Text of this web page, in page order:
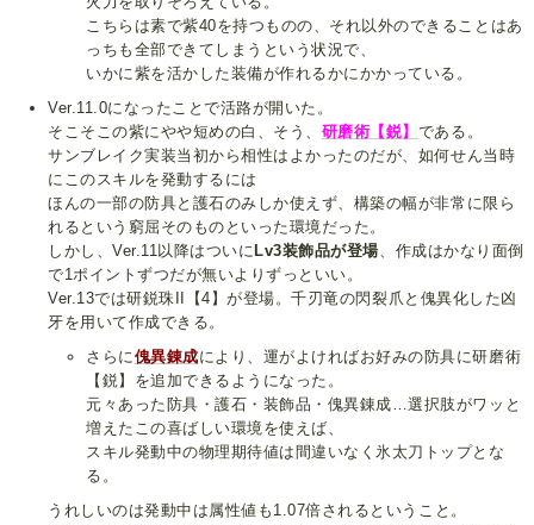
こちらは素で紫40を持つものの、それ以外のできることはあ
っちも全部できてしまうという状況で、
いかに紫を活かした装備が作れるかにかかっている。
Ver.11.0になったことで活路が開いた。
そこそこの紫にやや短めの白、そう、 研磨術【鋭】 である。
サンブレイク実装当初から相性はよかったのだが、如何せん当時
にこのスキルを発動するには
ほんの一部の防具と護石のみしか使えず、構築の幅が非常に限ら
れるという窮屈そのものといった環境だった。
しかし、Ver.11以降はついに Lv3装飾品が登場 、作成はかなり面倒
で1ポイントずつだが無いよりずっといい。
Ver.13では研鋭珠II【4】が登場。千刃竜の閃裂爪と傀異化した凶
牙を用いて作成できる。
さらに 傀異錬成により、運がよければお好みの防具に研磨術
【鋭】を追加できるようになった。
元々あった防具・護石・装飾品・傀異錬成…選択肢がワッと
増えたこの喜ばしい環境を使えば、
スキル発動中の物理期待値は間違いなく氷太刀トップとな
る。
うれしいのは発動中は属性値も1.07倍されるということ。